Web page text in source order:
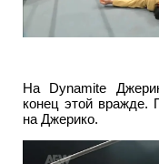
На Dynamite
конец этой вражде.
на Джерико.